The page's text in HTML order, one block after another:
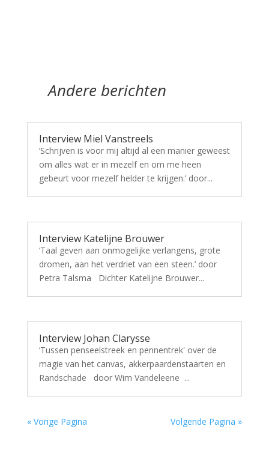
Andere berichten
Interview Miel Vanstreels
‘Schrijven is voor mij altijd al een manier geweest
om alles wat er in mezelf en om me heen
gebeurt voor mezelf helder te krijgen.’ door...
Interview Katelijne Brouwer
‘Taal geven aan onmogelijke verlangens, grote
dromen, aan het verdriet van een steen.’ door
Petra Talsma Dichter Katelijne Brouwer...
Interview Johan Clarysse
‘Tussen penseelstreek en pennentrek' over de
magie van het canvas, akkerpaardenstaarten en
Randschade door Wim Vandeleene ...
« Vorige Pagina Volgende Pagina »